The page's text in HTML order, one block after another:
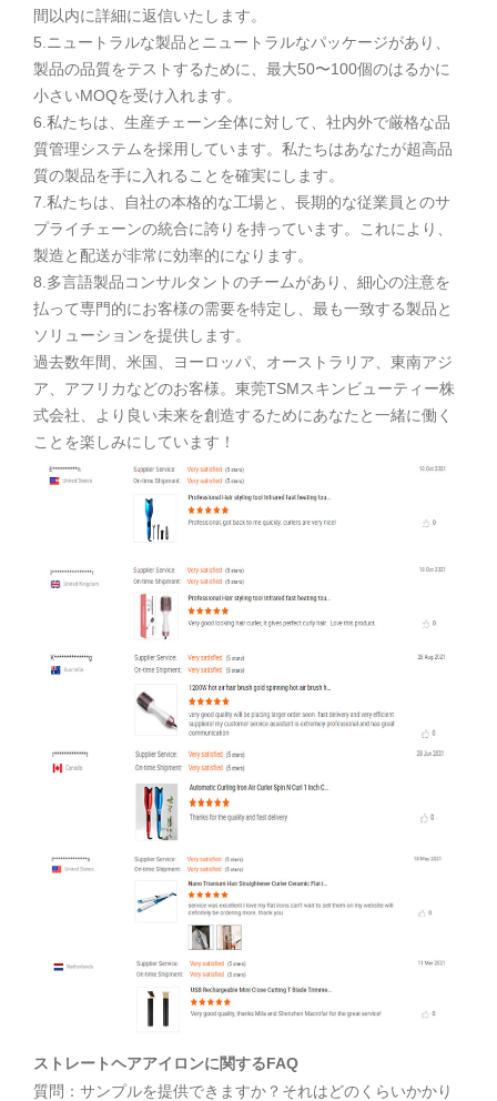
間以内に詳細に返信いたします。
5.ニュートラルな製品とニュートラルなパッケージがあり、
製品の品質をテストするために、最大50〜100個のはるかに
小さいMOQを受け入れます。
6.私たちは、生産チェーン全体に対して、社内外で厳格な品
質管理システムを採用しています。私たちはあなたが超高品
質の製品を手に入れることを確実にします。
7.私たちは、自社の本格的な工場と、長期的な従業員とのサ
プライチェーンの統合に誇りを持っています。これにより、
製造と配送が非常に効率的になります。
8.多言語製品コンサルタントのチームがあり、細心の注意を
払って専門的にお客様の需要を特定し、最も一致する製品と
ソリューションを提供します。
過去数年間、米国、ヨーロッパ、オーストラリア、東南アジ
ア、アフリカなどのお客様。東莞TSMスキンビューティー株
式会社、より良い未来を創造するためにあなたと一緒に働く
ことを楽しみにしています！
ストレートヘアアイロンに関するFAQ
質問：サンプルを提供できますか？それはどのくらいかかり